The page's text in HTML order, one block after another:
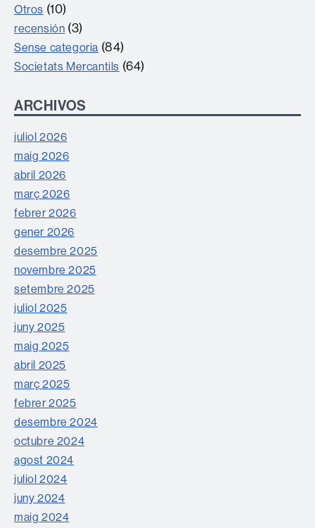
Otros (10)
recensión (3)
Sense categoria (84)
Societats Mercantils (64)
ARCHIVOS
juliol 2026
maig 2026
abril 2026
març 2026
febrer 2026
gener 2026
desembre 2025
novembre 2025
setembre 2025
juliol 2025
juny 2025
maig 2025
abril 2025
març 2025
febrer 2025
desembre 2024
octubre 2024
agost 2024
juliol 2024
juny 2024
maig 2024